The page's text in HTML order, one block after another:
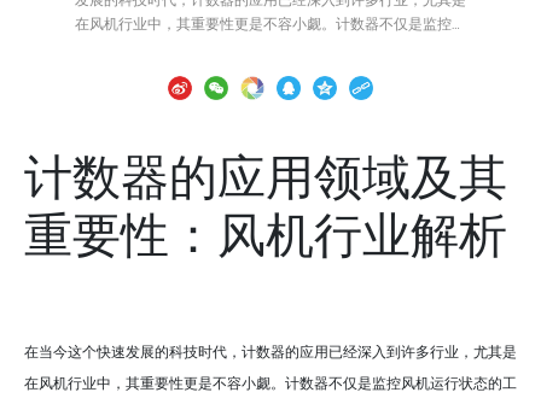
在风机行业中，其重要性更是不容小觑。计数器不仅是监控风
成部分。那么，计数器在风机行业的具体应用有哪些呢？它为
何如此重要呢？让我们一起探讨一下。什么是计数器？首先，
的。对于风机行业而言，计数器主要用于监测风机的运行时
间、风速、转速等关键数据。这些数据不仅有助于日常维护，
还能在出现故障时提供重要参考。计数器在风机行业的具体应
用在风机行业，计数器的应用几乎无处不在。以下是几个主要
的应用场景：1. 运行监测风机的运行状态是其效率和安全的关
计数器的应用领域及其
重要性：风机行业解析
在当今这个快速发展的科技时代，计数器的应用已经深入到许多行业，尤其是
在风机行业中，其重要性更是不容小觑。计数器不仅是监控风机运行状态的工